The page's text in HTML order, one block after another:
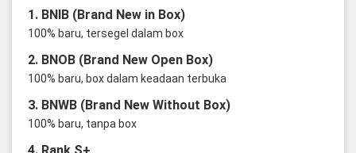
1. BNIB (Brand New in Box)
100% baru, tersegel dalam box
2. BNOB (Brand New Open Box)
100% baru, box dalam keadaan terbuka
3. BNWB (Brand New Without Box)
100% baru, tanpa box